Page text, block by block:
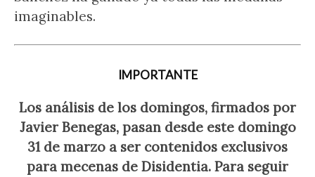
imaginables.
IMPORTANTE
Los análisis de los domingos, firmados por
Javier Benegas, pasan desde este domingo
31 de marzo a ser contenidos exclusivos
para mecenas de Disidentia. Para seguir